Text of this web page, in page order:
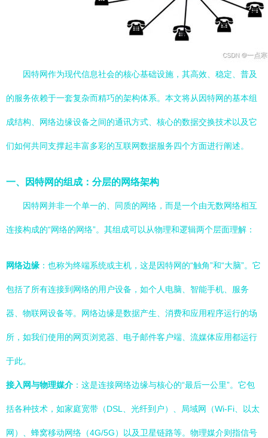
因特网作为现代信息社会的核心基础设施，其高效、稳定、普及
的服务依赖于一套复杂而精巧的架构体系。本文将从因特网的基本组
成结构、网络边缘设备之间的通讯方式、核心的数据交换技术以及它
们如何共同支撑起丰富多彩的互联网数据服务四个方面进行阐述。
一、因特网的组成：分层的网络架构
因特网并非一个单一的、同质的网络，而是一个由无数网络相互
连接构成的“网络的网络”。其组成可以从物理和逻辑两个层面理解：
网络边缘 ：也称为终端系统或主机，这是因特网的“触角”和“大脑”。它
包括了所有连接到网络的用户设备，如个人电脑、智能手机、服务
器、物联网设备等。网络边缘是数据产生、消费和应用程序运行的场
所，如我们使用的网页浏览器、电子邮件客户端、流媒体应用都运行
于此。
接入网与物理媒介 ：这是连接网络边缘与核心的“最后一公里”。它包
括各种技术，如家庭宽带（DSL、光纤到户）、局域网（Wi-Fi、以太
网）、蜂窝移动网络（4G/5G）以及卫星链路等。物理媒介则指信号